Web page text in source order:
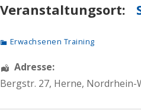
Veranstaltungsort:
Erwachsenen Training
Adresse:
Bergstr. 27, Herne, Nordrhein-